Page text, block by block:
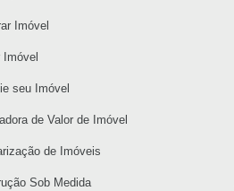
Imóvel
seu Imóvel
de Valor de Imóvel
de Imóveis
Sob Medida